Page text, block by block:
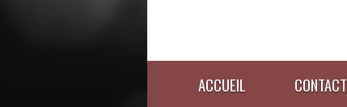
ACCUEIL CONTACT